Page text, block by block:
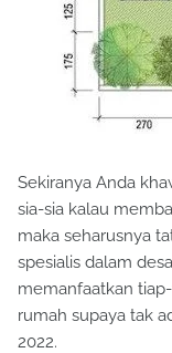
Sekiranya Anda
sia-sia kalau
maka seharusnya
spesialis dalam
memanfaatkan
rumah supaya tak
2022.